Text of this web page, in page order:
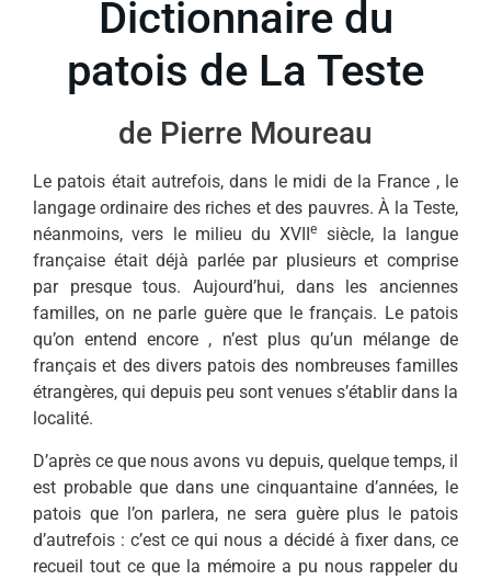
Dictionnaire du
patois de La Teste
de Pierre Moureau
Le patois était autrefois, dans le midi de la France , le
langage ordinaire des riches et des pauvres. À la Teste,
néanmoins, vers le milieu du XVIIe
siècle, la langue
française était déjà parlée par plusieurs et comprise
par presque tous. Aujourd’hui, dans les anciennes
familles, on ne parle guère que le français. Le patois
qu’on entend encore , n’est plus qu’un mélange de
français et des divers patois des nombreuses familles
étrangères, qui depuis peu sont venues s’établir dans la
localité.
D’après ce que nous avons vu depuis, quelque temps, il
est probable que dans une cinquantaine d’années, le
patois que l’on parlera, ne sera guère plus le patois
d’autrefois : c’est ce qui nous a décidé à fixer dans, ce
recueil tout ce que la mémoire a pu nous rappeler du